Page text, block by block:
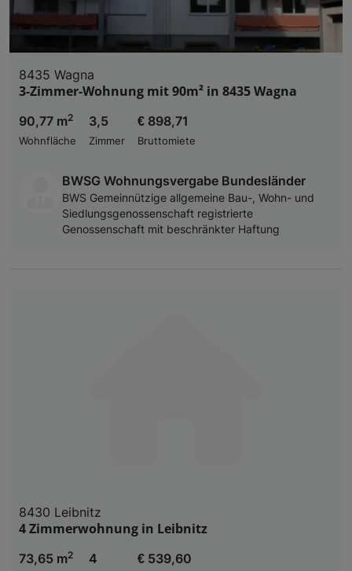
8435 Wagna
3-Zimmer-Wohnung mit 90m² in 8435 Wagna
90,77 m2
Wohnfläche
3,5
Zimmer
€ 898,71
Bruttomiete
BWSG Wohnungsvergabe Bundesländer
BWS Gemeinnützige allgemeine Bau-, Wohn- und
Siedlungsgenossenschaft registrierte
Genossenschaft mit beschränkter Haftung
8430 Leibnitz
4 Zimmerwohnung in Leibnitz
73,65 m2
4 € 539,60